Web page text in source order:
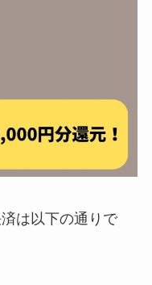
は以下の通りで